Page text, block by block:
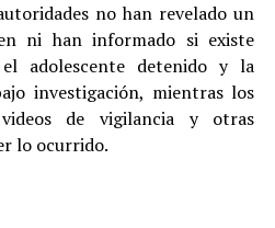
no han revelado un
ni han informado si existe
adolescente detenido y la
investigación, mientras los
de vigilancia y otras
lo ocurrido.